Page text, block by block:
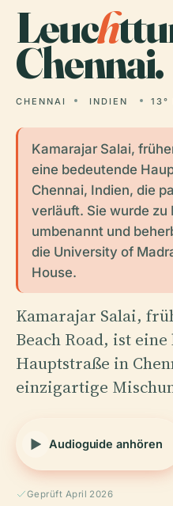
Leuch
Chennai.
CHENNAI INDIEN 13°
Kamarajar Salai,
eine bedeutende
Chennai, Indien, die
verläuft. Sie wurde zu
umbenannt und
die University of
House.
Kamarajar Salai,
Beach Road, ist
Hauptstraße in
einzigartige
Audioguide anhören
Geprüft April 2026